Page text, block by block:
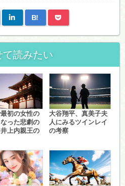
B!
て読みたい
最初の女性の
った悲劇の
上内親王の
大谷翔平、真美子夫
人にみるツインレイ
の考察